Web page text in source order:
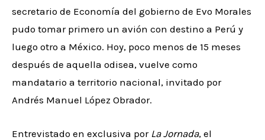
secretario de Economía del gobierno de Evo Morales
pudo tomar primero un avión con destino a Perú y
luego otro a México. Hoy, poco menos de 15 meses
después de aquella odisea, vuelve como
mandatario a territorio nacional, invitado por
Andrés Manuel López Obrador.
Entrevistado en exclusiva por La Jornada, el